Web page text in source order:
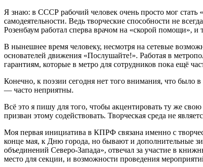
Я знаю: в СССР рабочий человек очень просто мог стать
самодеятельности. Ведь творческие способности не
Розенбаум работал сперва врачом на «скорой помощи»,
В нынешнее время человеку, несмотря на сетевые
основателей движения «Послушайте!». Работая в
гарантиям, которые в метро для сотрудников пока ещё
Конечно, к поэзии сегодня нет того внимания, что было
— часто неприятны.
Всё это я пишу для того, чтобы акцентировать ту же
призван этому содействовать. Творческая среда не
Моя первая инициатива в КПРФ связана именно с
конце мая, к Дню города, но бывают и дополнительные
объединений Северо-Запада», отвечал за участие в
место для секции, и возможности проведения